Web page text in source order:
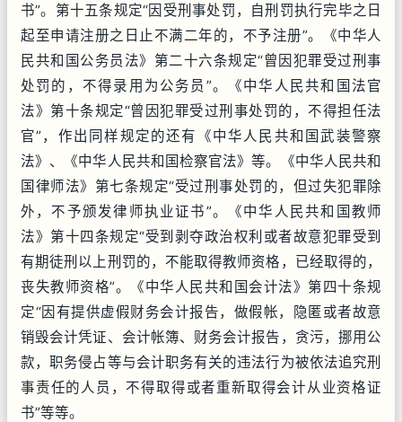
书”。第十五条规定“因受刑事处罚，自刑罚执行完毕之日
起至申请注册之日止不满二年的，不予注册”。《中华人
民共和国公务员法》第二十六条规定“曾因犯罪受过刑事
处罚的，不得录用为公务员”。《中华人民共和国法官
法》第十条规定“曾因犯罪受过刑事处罚的，不得担任法
官”，作出同样规定的还有《中华人民共和国武装警察
法》、《中华人民共和国检察官法》等。《中华人民共和
国律师法》第七条规定“受过刑事处罚的，但过失犯罪除
外，不予颁发律师执业证书”。《中华人民共和国教师
法》第十四条规定“受到剥夺政治权利或者故意犯罪受到
有期徒刑以上刑罚的，不能取得教师资格，已经取得的，
丧失教师资格”。《中华人民共和国会计法》第四十条规
定“因有提供虚假财务会计报告，做假帐，隐匿或者故意
销毁会计凭证、会计帐簿、财务会计报告，贪污，挪用公
款，职务侵占等与会计职务有关的违法行为被依法追究刑
事责任的人员，不得取得或者重新取得会计从业资格证
书”等等。